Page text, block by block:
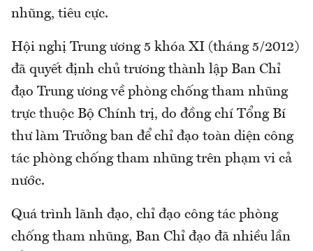
nhũng, tiêu cực.
Hội nghị Trung ương 5 khóa XI (tháng 5/2012)
đã quyết định chủ trương thành lập Ban Chỉ
đạo Trung ương về phòng chống tham nhũng
trực thuộc Bộ Chính trị, do đồng chí Tổng Bí
thư làm Trưởng ban để chỉ đạo toàn diện công
tác phòng chống tham nhũng trên phạm vi cả
nước.
Quá trình lãnh đạo, chỉ đạo công tác phòng
chống tham nhũng, Ban Chỉ đạo đã nhiều lần